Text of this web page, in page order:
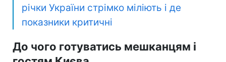
річки України стрімко міліють і де
показники критичні
До чого готуватись мешканцям і